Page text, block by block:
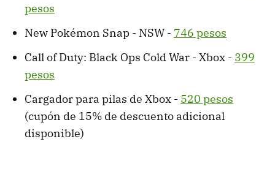
pesos
New Pokémon Snap - NSW - 746 pesos
Call of Duty: Black Ops Cold War - Xbox - 399
pesos
Cargador para pilas de Xbox - 520 pesos
(cupón de 15% de descuento adicional
disponible)